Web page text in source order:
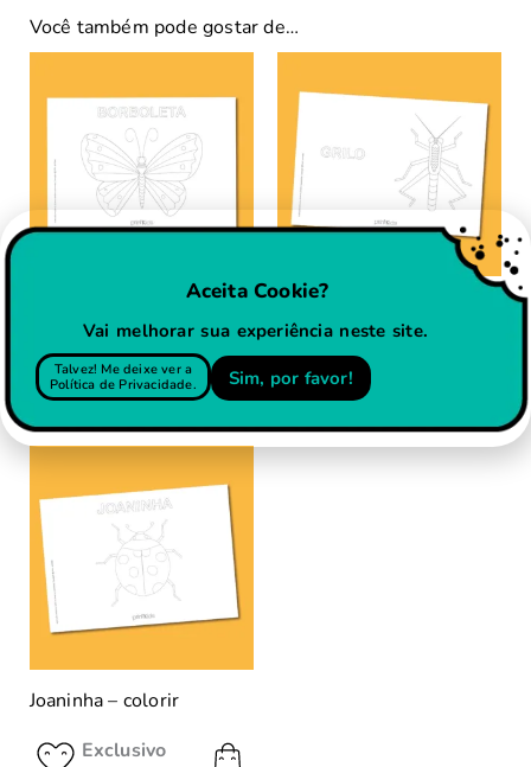
Você também pode gostar de…
Exclusivo
Assinantes
Grilo – colorir
Exclusivo
Assinantes
Joaninha – colorir
Exclusivo
Aceita Cookie?
Vai melhorar sua experiência neste site.
Talvez! Me deixe ver a
Política de Privacidade.
Sim, por favor!